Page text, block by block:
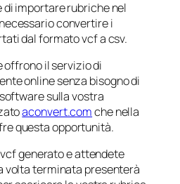
di importare rubriche nel
convertire i
dal formato vcf a csv.
offrono il servizio di
online senza bisogno di
sulla vostra
aconvert.comche nella
questa opportunità.
generato e attendete
volta terminata presenterà